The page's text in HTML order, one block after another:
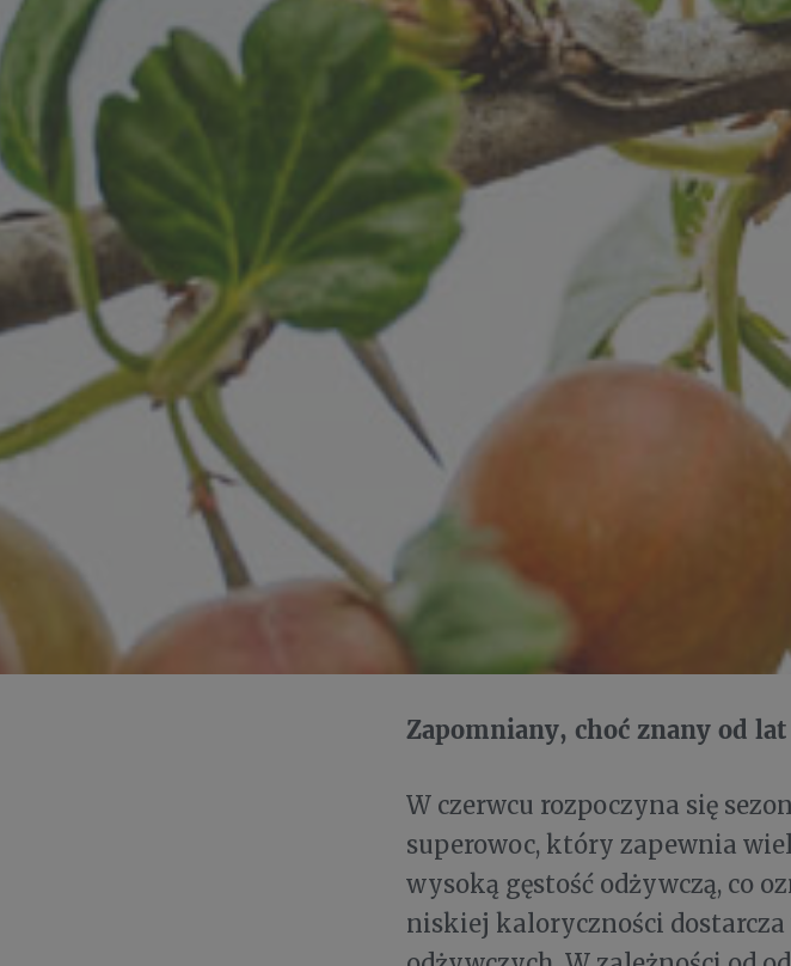
Zapomniany, choć znany od lat
W czerwcu rozpoczyna się
superowoc, który zapewnia
wysoką gęstość odżywczą, co
niskiej kaloryczności